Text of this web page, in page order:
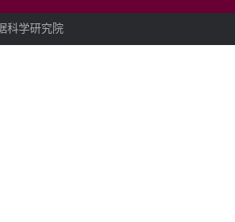
科学研究院